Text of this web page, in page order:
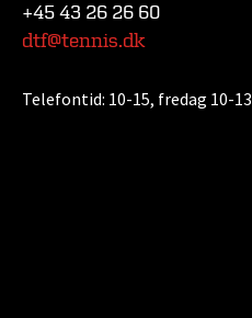
+45 43 26 26 60
dtf@tennis.dk
Telefontid: 10-15, fredag 10-13